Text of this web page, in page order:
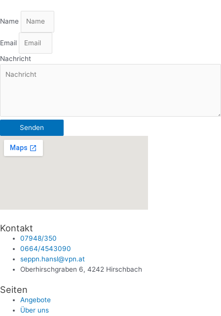
Name
Email
Nachricht
Senden
Kontakt
07948/350
0664/4543090
seppn.hansl@vpn.at
Oberhirschgraben 6, 4242 Hirschbach
Seiten
Angebote
Über uns